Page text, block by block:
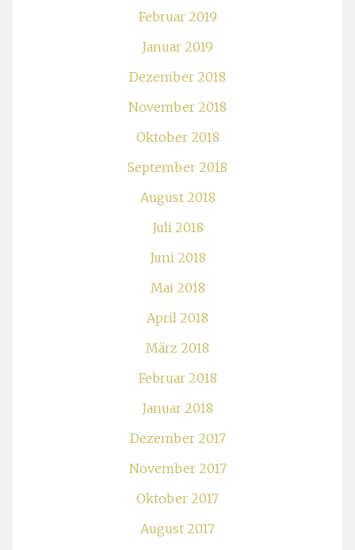
Februar 2019
Januar 2019
Dezember 2018
November 2018
Oktober 2018
September 2018
August 2018
Juli 2018
Juni 2018
Mai 2018
April 2018
März 2018
Februar 2018
Januar 2018
Dezember 2017
November 2017
Oktober 2017
August 2017